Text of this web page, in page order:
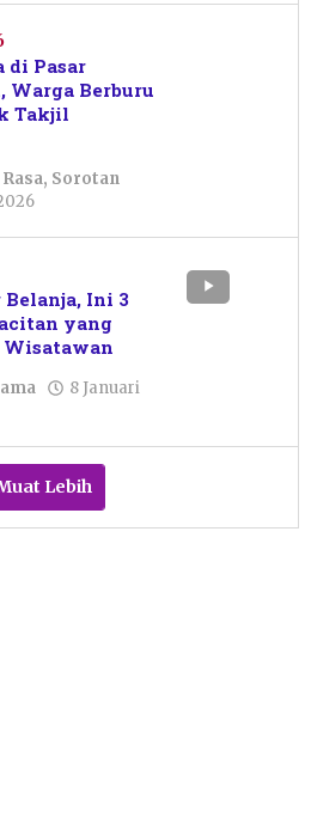
di Pasar
Berburu
Takjil
, Sorotan
Agustrina
Ini 3
yang
8 Januari
Lebih